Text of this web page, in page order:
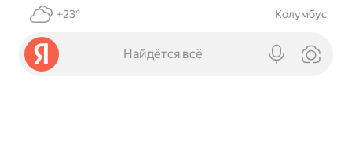
+23° Колумбус
Найдётся всё